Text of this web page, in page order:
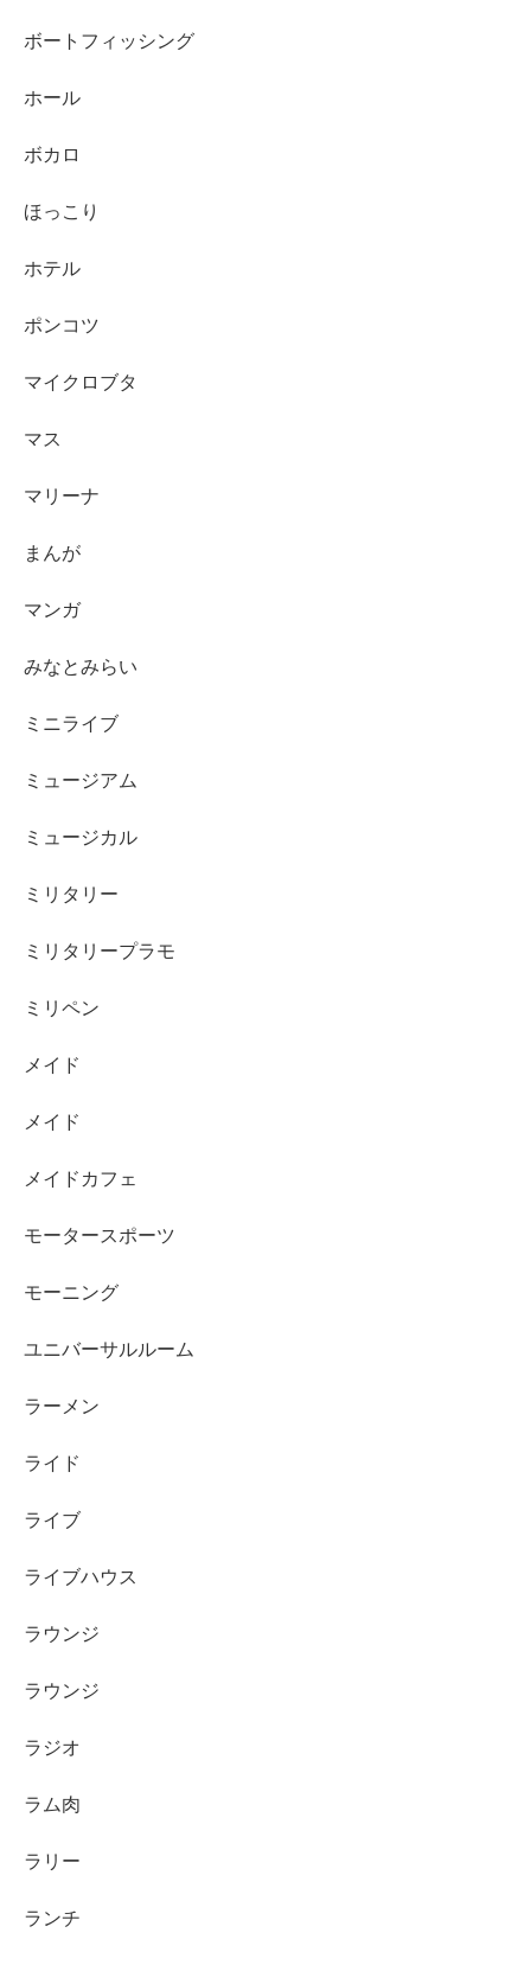
ボートフィッシング
ホール
ボカロ
ほっこり
ホテル
ポンコツ
マイクロブタ
マス
マリーナ
まんが
マンガ
みなとみらい
ミニライブ
ミュージアム
ミュージカル
ミリタリー
ミリタリープラモ
ミリペン
メイド
メイド
メイドカフェ
モータースポーツ
モーニング
ユニバーサルルーム
ラーメン
ライド
ライブ
ライブハウス
ラウンジ
ラウンジ
ラジオ
ラム肉
ラリー
ランチ